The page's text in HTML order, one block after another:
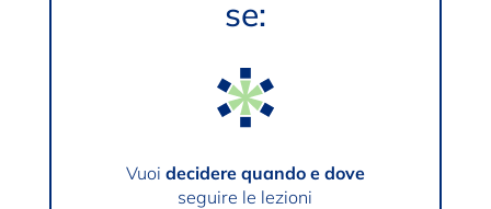
se:
Vuoi decidere quando e dove
seguire le lezioni